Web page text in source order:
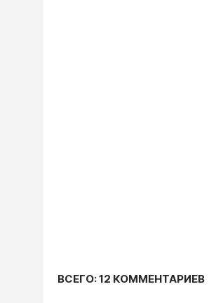
ВСЕГО: 12 КОММЕНТАРИЕВ